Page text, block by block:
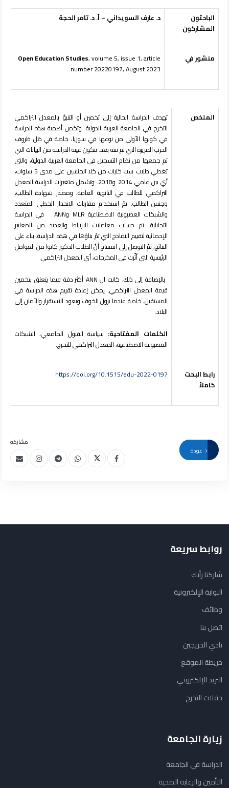
الباحثون
المشاركون
د. عارف السويداني – أ. د. تامر الحجة
منشور في Open Education Studies, volume 5, issue 1, article
number 20220197, August 2023.
الملخص
تهدف الدراسة الحالية إلى تخمين أو التنبؤ بالمعدل التراكمي
للتخرج في الجامعة العربية الدولية. وتكمن أهمية هذه الدراسة
في كونها الأولى من نوعها في سوريا، خاصة في ظل ظروف
الحرب المريرة التي لم تنته بعد. تتكون عينة الدراسة من البيانات التي
تم جمعها من نظام التسجيل في الجامعة العربية الدولية، والتي
تغطي طلاب ست كليات من كلا الجنسين على مدى 5 سنوات،
أي بين عامي 2014 و2018
. وتشمل متغيرات الدراسة المعدل
التراكمي للطالب في الثانوية العامة، ومصدر شهادة الطالب،
وجنس الطالب. تمّ استخدام مقاربات الانحدار الخطي المتعدد
والشبكات العصبونية الاصطناعيةMLR وANN
في الدراسة
التحليلية. تم حساب معاملات الارتباط والعديد من المعايير
الإحصائية لتقييم النماذج التي تمّ بناؤها في هذه الدراسة. بناء على
النتائج، تمّ التوصل إلى استنتاج أنّ الطلاب الذكور كانوا من العوامل
الرئيسية التي أثّرت في المخرجات، أي المعدل التراكمي.
بالإضافة إلى ذلك، كانت الANN
أكثر دقة فيما يتعلق بتخمين
قيمة المعدل التراكمي. يمكن إعادة تقييم هذه الدراسة في
المستقبل، خاصة عندما يزول الخوف ويعود الاستقرار والأمان إلى
البلاد.
الكلمات المفتاحية: سياسة القبول الجامعي، الشبكات
العصبونية الاصطناعية، المعدل التراكمي للتخرج.
رابط البحث
كاملاً
https://doi.org/10.1515/edu-2022-0197
مشاركة
روابط سريعة
شاركنا رأيك
البوابة الإلكترونية
وظائف
اتصل بنا
نادي الخريجين
خريطة الموقع
البريد الإلكتروني
حفلات التخرج
زيارة الجامعة
الدراسة في الجامعة
التأمين والرعاية الصحية